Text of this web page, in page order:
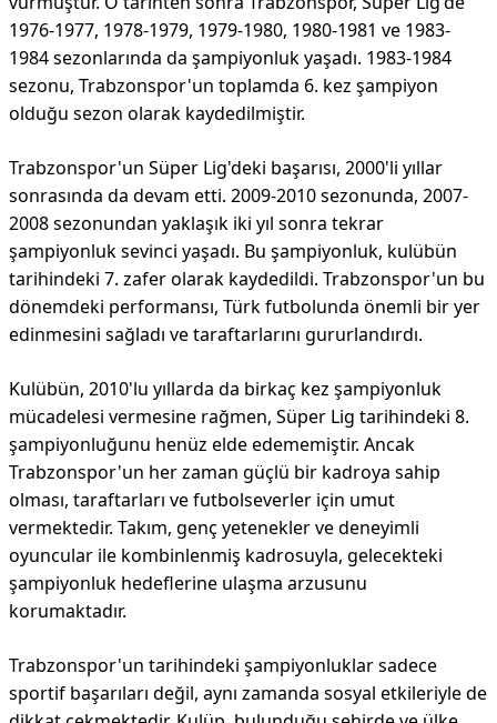
1976-1977, 1978-1979, 1979-1980, 1980-1981 ve 1983-
1984 sezonlarında da şampiyonluk yaşadı. 1983-1984
sezonu, Trabzonspor'un toplamda 6. kez şampiyon
olduğu sezon olarak kaydedilmiştir.
Trabzonspor'un Süper Lig'deki başarısı, 2000'li yıllar
sonrasında da devam etti. 2009-2010 sezonunda, 2007-
2008 sezonundan yaklaşık iki yıl sonra tekrar
şampiyonluk sevinci yaşadı. Bu şampiyonluk, kulübün
tarihindeki 7. zafer olarak kaydedildi. Trabzonspor'un bu
dönemdeki performansı, Türk futbolunda önemli bir yer
edinmesini sağladı ve taraftarlarını gururlandırdı.
Kulübün, 2010'lu yıllarda da birkaç kez şampiyonluk
mücadelesi vermesine rağmen, Süper Lig tarihindeki 8.
şampiyonluğunu henüz elde edememiştir. Ancak
Trabzonspor'un her zaman güçlü bir kadroya sahip
olması, taraftarları ve futbolseverler için umut
vermektedir. Takım, genç yetenekler ve deneyimli
oyuncular ile kombinlenmiş kadrosuyla, gelecekteki
şampiyonluk hedeflerine ulaşma arzusunu
korumaktadır.
Trabzonspor'un tarihindeki şampiyonluklar sadece
sportif başarıları değil, aynı zamanda sosyal etkileriyle de